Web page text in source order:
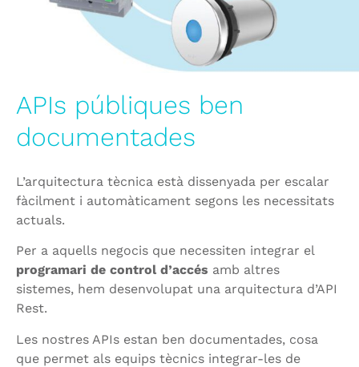
APIs públiques ben
documentades
L’arquitectura tècnica està dissenyada per escalar
fàcilment i automàticament segons les necessitats
actuals.
Per a aquells negocis que necessiten integrar el
programari de control d’accés amb altres
sistemes, hem desenvolupat una arquitectura d’API
Rest.
Les nostres APIs estan ben documentades, cosa
que permet als equips tècnics integrar-les de